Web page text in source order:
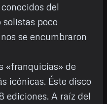
del
solistas poco
se encumbraron
«franquicias» de
icónicas. Éste disco
ediciones. A raíz del